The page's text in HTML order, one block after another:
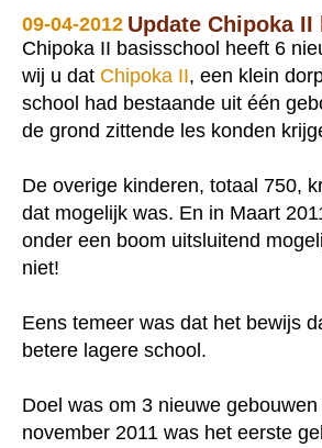
09-04-2012 Update Chipoka
Chipoka II basisschool heeft 6
wij u dat Chipoka II, een klein
school had bestaande uit één
de grond zittende les konden
De overige kinderen, totaal 750,
dat mogelijk was. En in Maart
onder een boom uitsluitend
niet!
Eens temeer was dat het bewijs
betere lagere school.
Doel was om 3 nieuwe
november 2011 was het eerste